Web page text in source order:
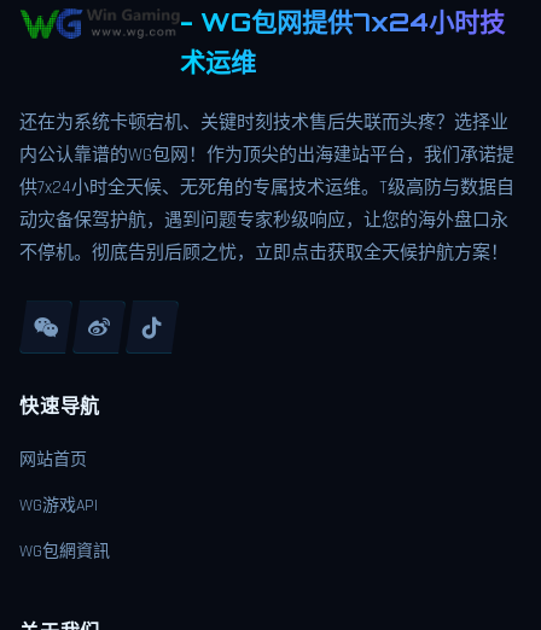
- WG包网提供7x24小时技
术运维
还在为系统卡顿宕机、关键时刻技术售后失联而头疼？选择业
内公认靠谱的WG包网！作为顶尖的出海建站平台，我们承诺提
供7x24小时全天候、无死角的专属技术运维。T级高防与数据自
动灾备保驾护航，遇到问题专家秒级响应，让您的海外盘口永
不停机。彻底告别后顾之忧，立即点击获取全天候护航方案！
快速导航
网站首页
WG游戏API
WG包網資訊